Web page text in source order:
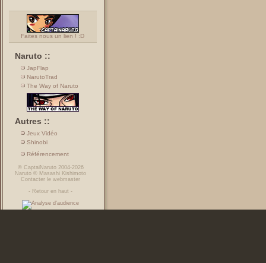
Faites nous un lien ! :D
Naruto ::
JapFlap
NarutoTrad
The Way of Naruto
Autres ::
Jeux Vidéo
Shinobi
Référencement
© CaptaiNaruto2004-2026
Naruto © Masashi Kishimoto
Contacter le webmaster
- Retour en haut -